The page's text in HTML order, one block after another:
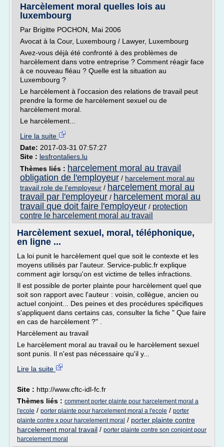
Harcèlement moral quelles lois au
luxembourg
Par Brigitte POCHON, Mai 2006
Avocat à la Cour, Luxembourg / Lawyer, Luxembourg
Avez-vous déjà été confronté à des problèmes de
harcèlement dans votre entreprise ? Comment réagir face
à ce nouveau fléau ? Quelle est la situation au
Luxembourg ?
Le harcèlement à l'occasion des relations de travail peut
prendre la forme de harcèlement sexuel ou de
harcèlement moral.
Le harcèlement...
Lire la suite
Date: 2017-03-31 07:57:27
Site : lesfrontaliers.lu
Thèmes liés : harcelement moral au travail
obligation de l'employeur / harcelement moral au
travail role de l'employeur / harcelement moral au
travail par l'employeur / harcelement moral au
travail que doit faire l'employeur / protection
contre le harcelement moral au travail
Harcèlement sexuel, moral, téléphonique,
en ligne ...
La loi punit le harcèlement quel que soit le contexte et les
moyens utilisés par l'auteur. Service-public.fr explique
comment agir lorsqu'on est victime de telles infractions.
Il est possible de porter plainte pour harcèlement quel que
soit son rapport avec l'auteur : voisin, collègue, ancien ou
actuel conjoint... Des peines et des procédures spécifiques
s'appliquent dans certains cas, consulter la fiche " Que faire
en cas de harcèlement ?" .
Harcèlement au travail
Le harcèlement moral au travail ou le harcèlement sexuel
sont punis. Il n'est pas nécessaire qu'il y...
Lire la suite
Site : http://www.cftc-idl-fc.fr
Thèmes liés : comment porter plainte pour harcelement moral a
l'ecole / porter plainte pour harcelement moral a l'ecole / porter
plainte contre x pour harcelement moral / porter plainte contre
harcelement moral travail / porter plainte contre son conjoint pour
harcelement moral